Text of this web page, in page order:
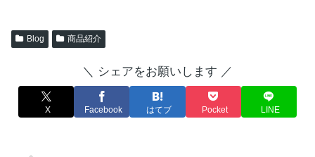
Blog 商品紹介
＼ シェアをお願いします ／
X Facebook はてブ Pocket LINE